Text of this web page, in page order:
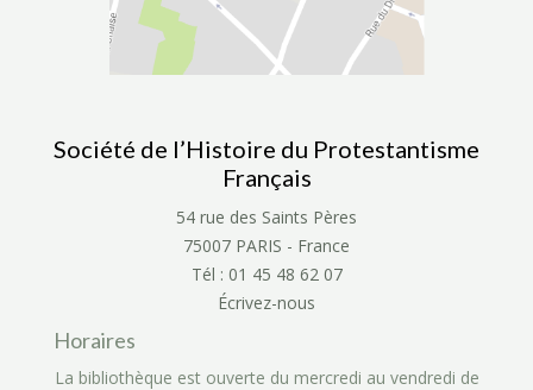
Société de l’Histoire du Protestantisme
Français
54 rue des Saints Pères
75007 PARIS - France
Tél : 01 45 48 62 07
Écrivez-nous
Horaires
La bibliothèque est ouverte du mercredi au vendredi de